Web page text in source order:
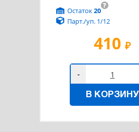
410 ₽
?
Остаток20
Парт./уп. 1/12
-
В КОРЗИНУ